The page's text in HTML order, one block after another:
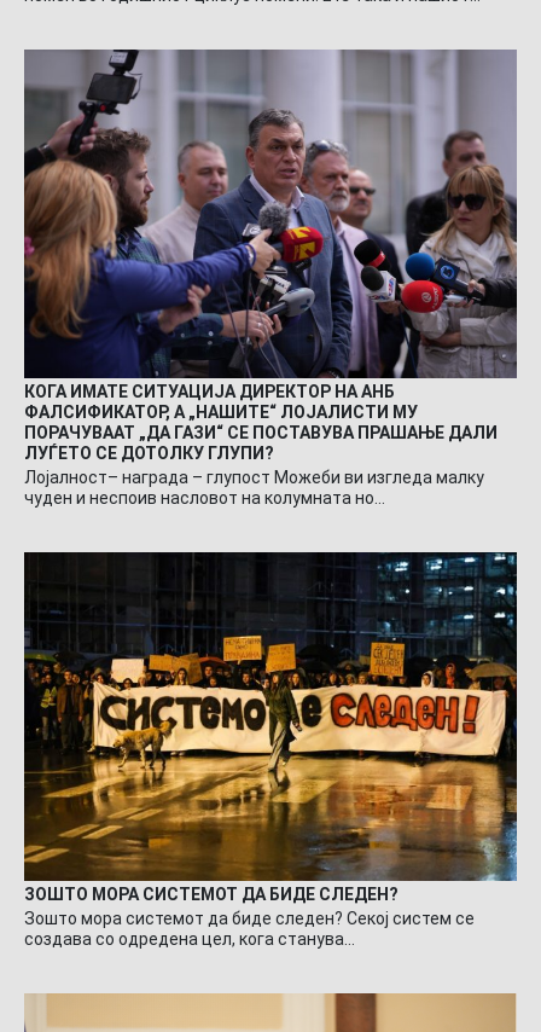
КОГА ИМАТЕ СИТУАЦИЈА ДИРЕКТОР НА АНБ
ФАЛСИФИКАТОР, А „НАШИТЕ“ ЛОЈАЛИСТИ МУ
ПОРАЧУВААТ „ДА ГАЗИ“ СЕ ПОСТАВУВА ПРАШАЊЕ ДАЛИ
ЛУЃЕТО СЕ ДОТОЛКУ ГЛУПИ?
Лојалност– награда – глупост Можеби ви изгледа малку
чуден и неспоив насловот на колумната но…
ЗОШТО МОРА СИСТЕМОТ ДА БИДЕ СЛЕДЕН?
Зошто мора системот да биде следен? Секој систем се
создава со одредена цел, кога станува…